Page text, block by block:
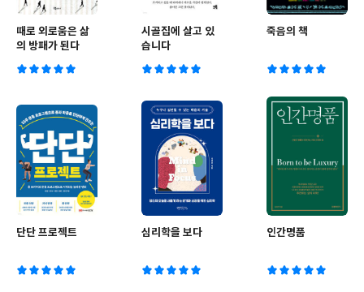
때로 외로움은 삶
의 방패가 된다
시골집에 살고 있
습니다
죽음의 책
단단 프로젝트 심리학을 보다 인간명품